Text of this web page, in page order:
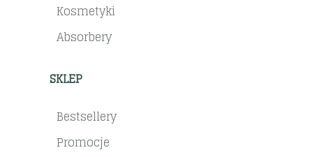
Kosmetyki
Absorbery
SKLEP
Bestsellery
Promocje